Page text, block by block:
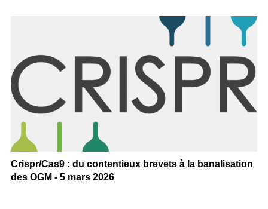
Crispr/Cas9 : du contentieux brevets à la banalisation
des OGM - 5 mars 2026